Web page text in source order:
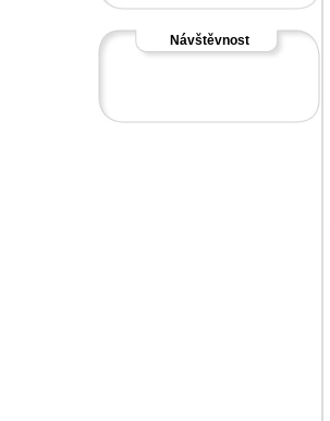
Návštěvnost